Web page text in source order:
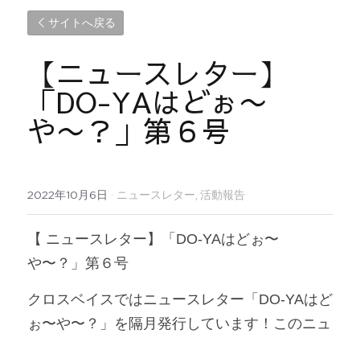
サイトへ戻る
【ニュースレター】
「DO-YAはどぉ〜
や〜？」第６号
2022年10月6日 · ニュースレター, 活動報告
【 ニュースレター】「DO-YAはどぉ〜
や〜？」第６号
クロスベイスではニュースレター「DO-YAはど
ぉ〜や〜？」を隔月発行しています！このニュ